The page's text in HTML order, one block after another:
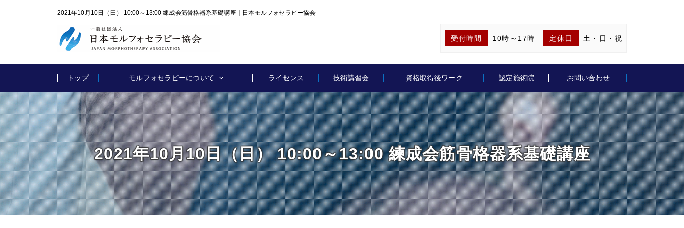
2021年10月10日（日） 10:00～13:00 練成会筋骨格器系基礎講座｜日本モルフォセラピー協会
受付時間 10時～17時 定休日 土・日・祝
トップ モルフォセラピーについて ライセンス 技術講習会 資格取得後ワーク 認定施術院 お問い合わせ
2021年10月10日（日） 10:00～13:00 練成会筋骨格器系基礎講座